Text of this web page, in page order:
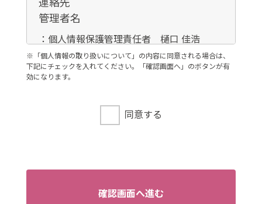
管理者名
：個人情報保護管理責任者 樋口 佳浩
連絡先
：03-3735-3102
ご本人より書面等（ホームページや電子メ
ール等によるものを含む。以下「書面」と
わせ・お申込みに関する回答、資料送付、
※「個人情報の取り扱いについて」の内容に同意される場合は、
下記にチェックを入れてください。「確認画面へ」のボタンが有
効になります。
同意する
確認画面へ進む